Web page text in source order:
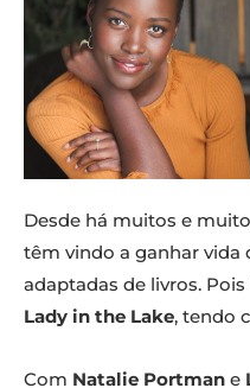
Desde há muitos e
têm vindo a ganhar vida
adaptadas de livros.
Lady in the Lake, tendo
Com Natalie Portman e